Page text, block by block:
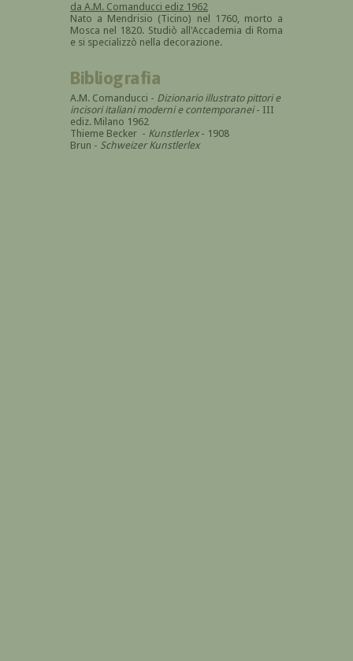
da A.M. Comanducci ediz 1962
Nato a Mendrisio (Ticino) nel 1760, morto a
Mosca nel 1820. Studiò all'Accademia di Roma
e si specializzò nella decorazione.
Bibliografia
A.M. Comanducci - Dizionario illustrato pittori e
incisori italiani moderni e contemporanei- III
ediz. Milano 1962
Thieme Becker - Kunstlerlex- 1908
Brun - Schweizer Kunstlerlex